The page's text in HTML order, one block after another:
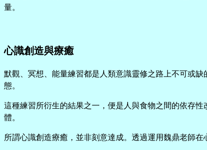
量。
心識創造與療癒
默觀、冥想、能量練習都是人類意識靈修之路上不可或
態。
這種練習所衍生的結果之一，便是人與食物之間的依存
體。
所謂心識創造療癒，並非刻意達成。透過運用魏鼎老師